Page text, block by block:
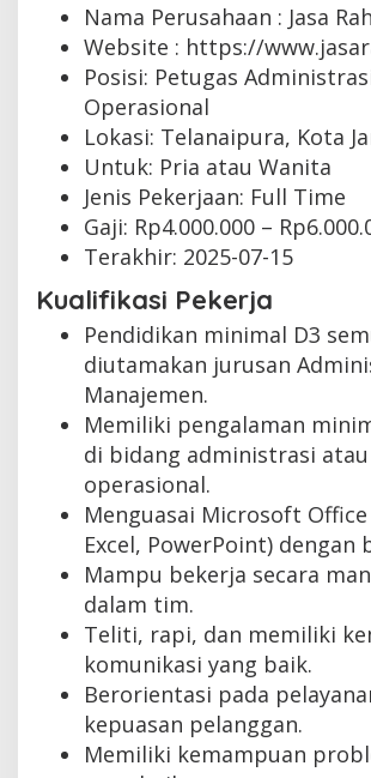
Nama Perusahaan : Jasa
Website : https://
Posisi: Petugas
Operasional
Lokasi: Telanaipura, Kota
Untuk: Pria atau Wanita
Jenis Pekerjaan: Full Time
Gaji: Rp4.000.000 – Rp
Terakhir: 2025-07-15
Kualifikasi Pekerja
Pendidikan minimal D3
diutamakan jurusan
Manajemen.
Memiliki pengalaman
di bidang administrasi atau
operasional.
Menguasai Microsoft
Excel, PowerPoint) dengan
Mampu bekerja secara
dalam tim.
Teliti, rapi, dan memiliki
komunikasi yang baik.
Berorientasi pada
kepuasan pelanggan.
Memiliki kemampuan